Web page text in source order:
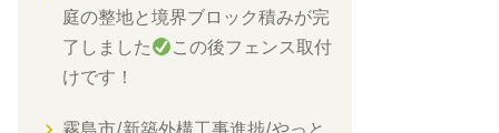
庭の整地と境界ブロック積みが完
了しました
この後フェンス取付
けです！
霧島市/新築外構工事進捗/やっと